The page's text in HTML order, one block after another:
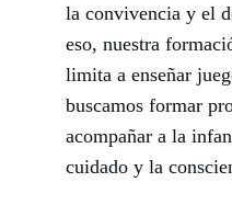
la convivencia y el
eso, nuestra
limita a enseñar
buscamos formar
acompañar a la
cuidado y la